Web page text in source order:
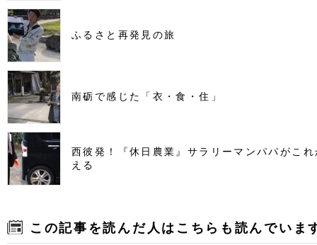
ふるさと再発見の旅
南砺で感じた「衣・食・住」
西彼発！『休日農業』サラリーマンパパがこ
える
この記事を読んだ人はこちらも読んでいま